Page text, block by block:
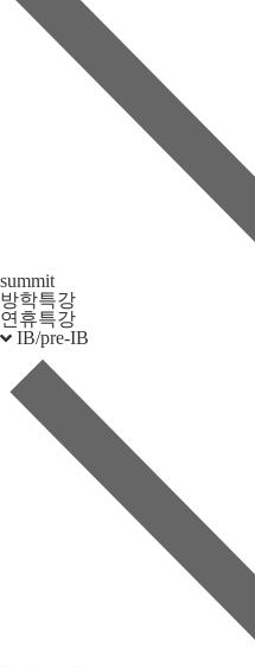
summit
방학특강
연휴특강
IB/pre-IB